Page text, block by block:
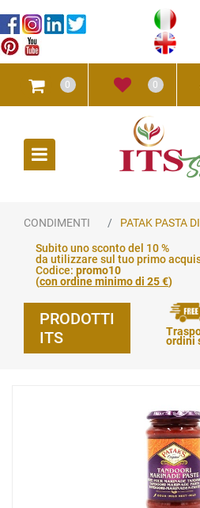
0 0
CONDIMENTI PATAK PASTA
Subito uno sconto del 10 %
da utilizzare sul tuo primo
Codice: promo10
(con ordine minimo di 25 €)
PRODOTTI
ITS
ordini